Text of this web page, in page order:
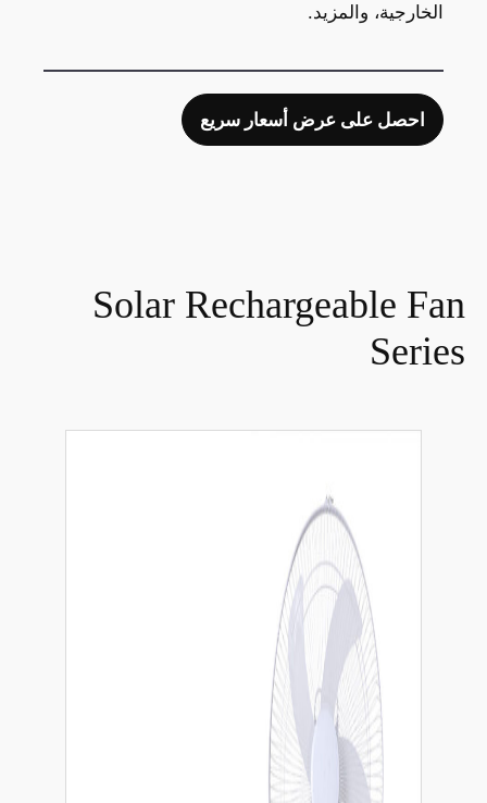
الخارجية، والمزيد.
احصل على عرض أسعار سريع
Solar Rechargeable Fan
Series